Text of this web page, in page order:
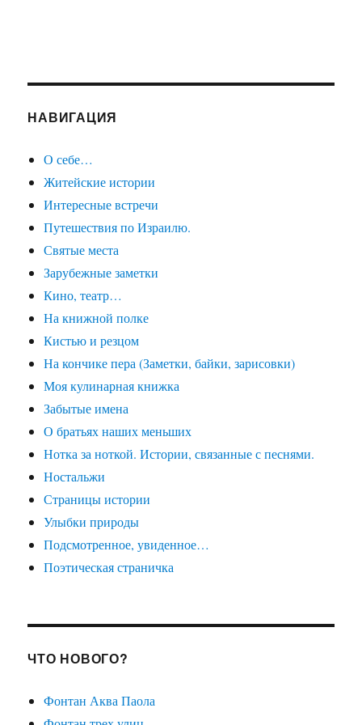
НАВИГАЦИЯ
О себе…
Житейские истории
Интересные встречи
Путешествия по Израилю.
Святые места
Зарубежные заметки
Кино, театр…
На книжной полке
Кистью и резцом
На кончике пера (Заметки, байки, зарисовки)
Моя кулинарная книжка
Забытые имена
О братьях наших меньших
Нотка за ноткой. Истории, связанные с песнями.
Ностальжи
Страницы истории
Улыбки природы
Подсмотренное, увиденное…
Поэтическая страничка
ЧТО НОВОГО?
Фонтан Аква Паола